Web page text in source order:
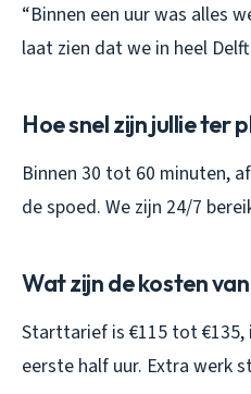
“Binnen een uur was alles
laat zien dat we in heel
Hoe snel zijn jullie ter
Binnen 30 tot 60 minuten,
de spoed. We zijn 24/7
Wat zijn de kosten
Starttarief is €115 tot
eerste half uur. Extra werk